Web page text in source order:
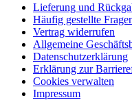
Lieferung und
Häufig gestellte
Vertrag widerrufen
Allgemeine
Datenschutzerklärung
Erklärung zur
Cookies verwalten
Impressum